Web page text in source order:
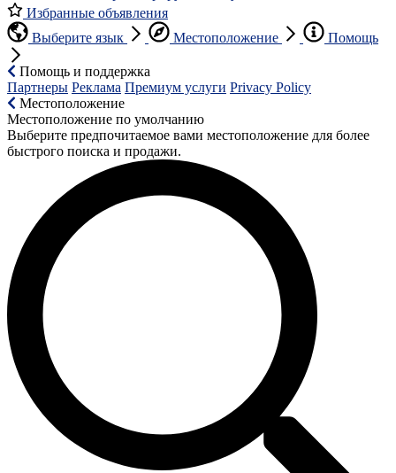
Избранные объявления
Выберите язык
Местоположение Помощь
Помощь и поддержка
Партнеры Реклама Премиум услуги Privacy Policy
Местоположение
Местоположение по умолчанию
Выберите предпочитаемое вами местоположение для более
быстрого поиска и продажи.